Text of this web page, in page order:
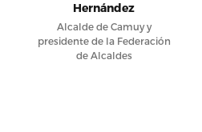
Hernández
Alcalde de Camuy y
presidente de la Federación
de Alcaldes